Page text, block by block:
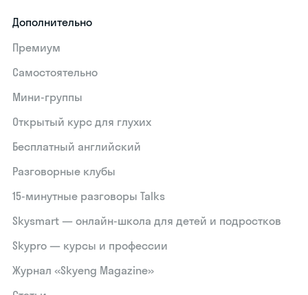
Дополнительно
Премиум
Самостоятельно
Мини-группы
Открытый курс для глухих
Бесплатный английский
Разговорные клубы
15‑минутные разговоры Talks
Skysmart — онлайн-школа для детей и подростков
Skypro — курсы и профессии
Журнал «Skyeng Magazine»